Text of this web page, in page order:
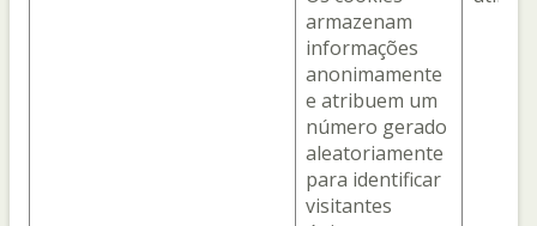
armazenam
informações
anonimamente
e atribuem um
número gerado
aleatoriamente
para identificar
visitantes